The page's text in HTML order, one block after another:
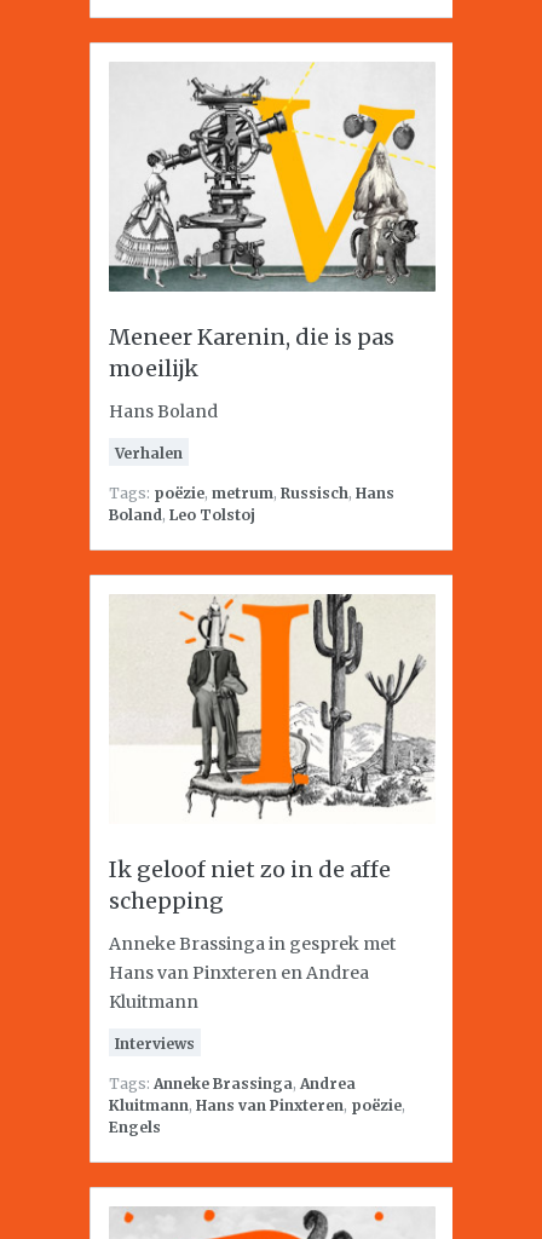
Meneer Karenin, die is pas
moeilijk
Hans Boland
Verhalen
Tags: poëzie, metrum, Russisch, Hans
Boland, Leo Tolstoj
Ik geloof niet zo in de affe
schepping
Anneke Brassinga in gesprek met
Hans van Pinxteren en Andrea
Kluitmann
Interviews
Tags: Anneke Brassinga, Andrea
Kluitmann, Hans van Pinxteren, poëzie,
Engels